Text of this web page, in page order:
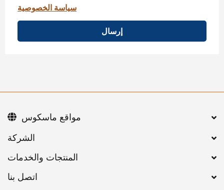
سياسة الخصوصية
إرسال
اتصل بنا
مواقع ماسكوس